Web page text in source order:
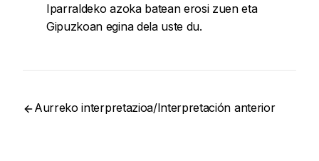
Iparraldeko azoka batean erosi zuen eta
Gipuzkoan egina dela uste du.
Aurreko interpretazioa/Interpretación anterior